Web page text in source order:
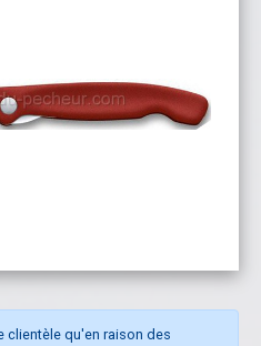
clientèle qu'en raison des